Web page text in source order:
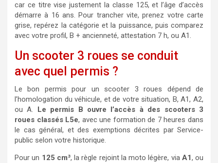
car ce titre vise justement la classe 125, et l’âge d’accès
démarre à 16 ans. Pour trancher vite, prenez votre carte
grise, repérez la catégorie et la puissance, puis comparez
avec votre profil, B + ancienneté, attestation 7 h, ou A1.
Un scooter 3 roues se conduit
avec quel permis ?
Le bon permis pour un scooter 3 roues dépend de
l’homologation du véhicule, et de votre situation, B, A1, A2,
ou A. Le permis B ouvre l’accès à des scooters 3
roues classés L5e, avec une formation de 7 heures dans
le cas général, et des exemptions décrites par Service-
public selon votre historique.
Pour un 125 cm³, la règle rejoint la moto légère, via A1, ou